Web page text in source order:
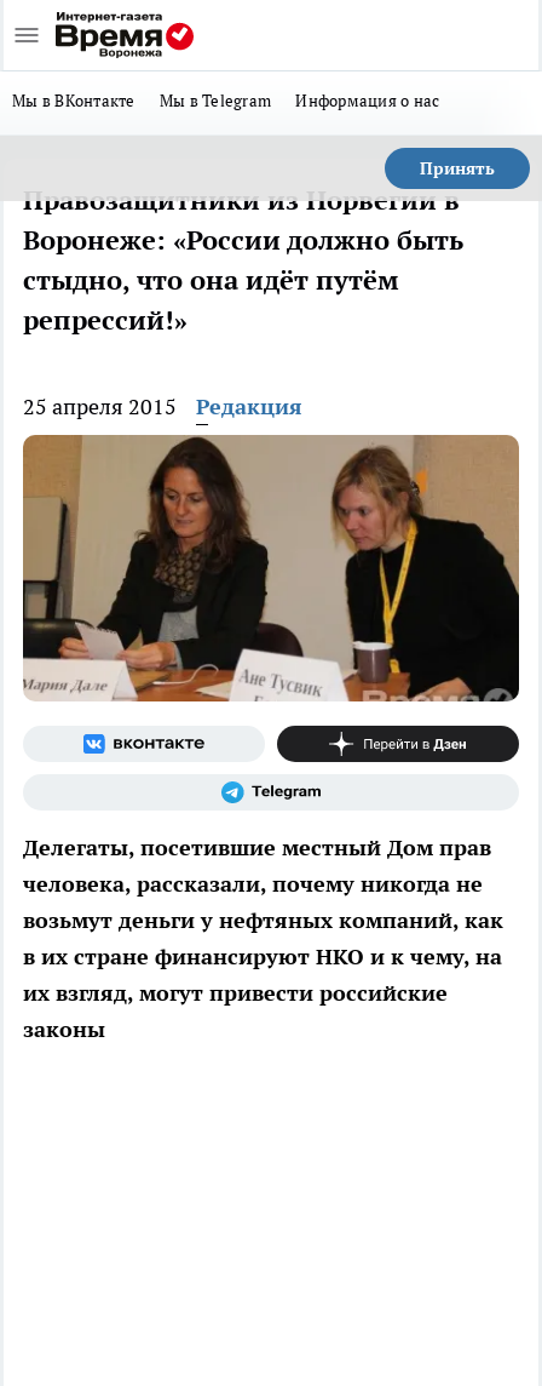
Мы в ВКонтакте Мы в Telegram Информация о нас
Принять
Правозащитники из Норвегии в
Воронеже: «России должно быть
стыдно, что она идёт путём
репрессий!»
25 апреля 2015 Редакция
Делегаты, посетившие местный Дом прав
человека, рассказали, почему никогда не
возьмут деньги у нефтяных компаний, как
в их стране финансируют НКО и к чему, на
их взгляд, могут привести российские
законы